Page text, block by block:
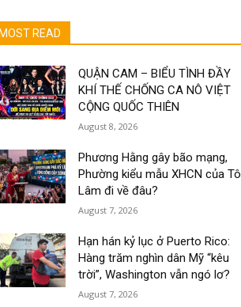
MOST READ
QUẬN CAM – BIỂU TÌNH ĐẦY
KHÍ THẾ CHỐNG CA NÔ VIỆT
CỘNG QUỐC THIÊN
August 8, 2026
Phương Hằng gây bão mạng,
Phường kiểu mẫu XHCN của Tô
Lâm đi về đâu?
August 7, 2026
Hạn hán kỷ lục ở Puerto Rico:
Hàng trăm nghìn dân Mỹ “kêu
trời”, Washington vẫn ngó lơ?
August 7, 2026